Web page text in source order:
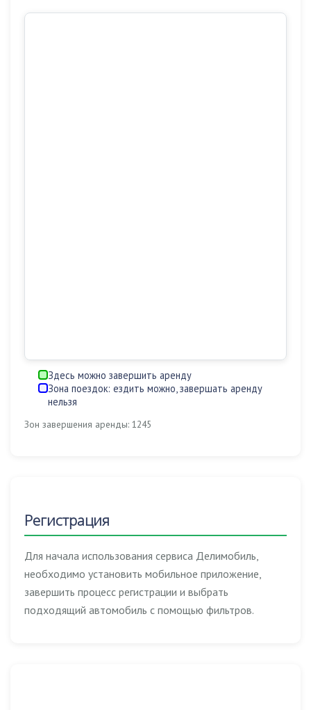
Здесь можно завершить аренду
Зона поездок: ездить можно, завершать аренду
нельзя
Зон завершения аренды: 1245
Регистрация
Для начала использования сервиса Делимобиль,
необходимо установить мобильное приложение,
завершить процесс регистрации и выбрать
подходящий автомобиль с помощью фильтров.